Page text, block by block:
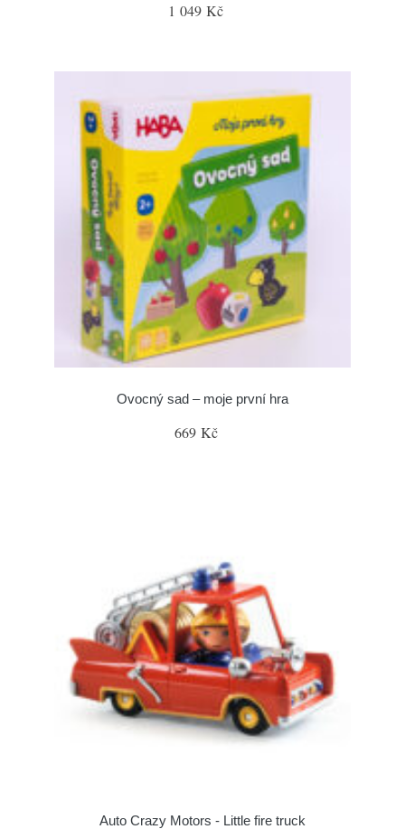
1 049 Kč
Ovocný sad – moje první hra
669 Kč
Auto Crazy Motors - Little fire truck